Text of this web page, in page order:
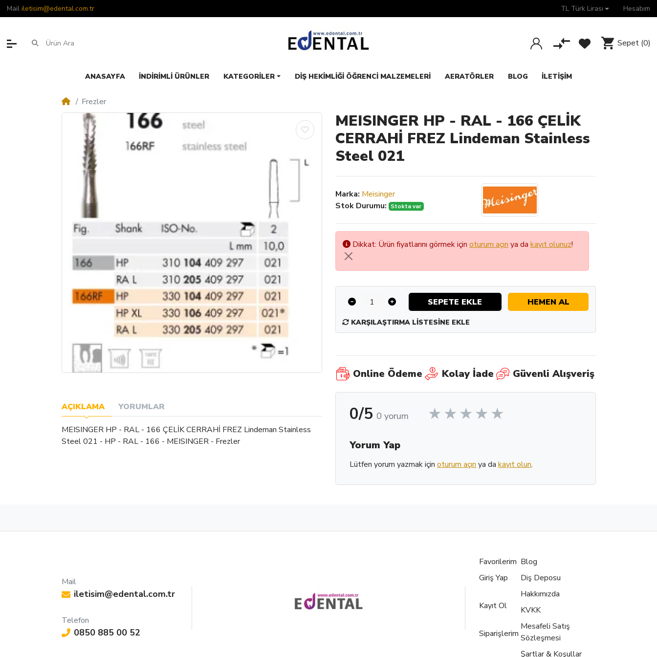
Mail iletisim@edental.com.tr TL Türk Lirası Hesabım
Sepet (0)
ANASAYFA İNDIRIMLI ÜRÜNLER KATEGORILER DIŞ HEKIMLIĞI ÖĞRENCI MALZEMELERI AERATÖRLER BLOG İLETIŞIM
Frezler
AÇIKLAMA YORUMLAR
MEISINGER HP - RAL - 166 ÇELİK CERRAHİ FREZ Lindeman Stainless
Steel 021 - HP - RAL - 166 - MEISINGER - Frezler
MEISINGER HP - RAL - 166 ÇELİK
CERRAHİ FREZ Lindeman Stainless
Steel 021
Marka: Meisinger
Stok Durumu:
Stokta var
Dikkat: Ürün fiyatlarını görmek için oturum açın ya da kayıt olunuz!
SEPETE EKLE HEMEN AL
KARŞILAŞTIRMA LISTESINE EKLE
Online Ödeme Kolay İade Güvenli Alışveriş
0/5 0 yorum
Yorum Yap
Lütfen yorum yazmak içinoturum açın ya dakayıt olun.
Mail
iletisim@edental.com.tr
Telefon
0850 885 00 52
Favorilerim
Giriş Yap
Kayıt Ol
Siparişlerim
Blog
Diş Deposu
Hakkımızda
KVKK
Mesafeli Satış
Sözleşmesi
Şartlar & Koşullar